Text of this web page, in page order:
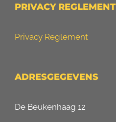
PRIVACY REGLEMENT
Privacy Reglement
ADRESGEGEVENS
De Beukenhaag 12